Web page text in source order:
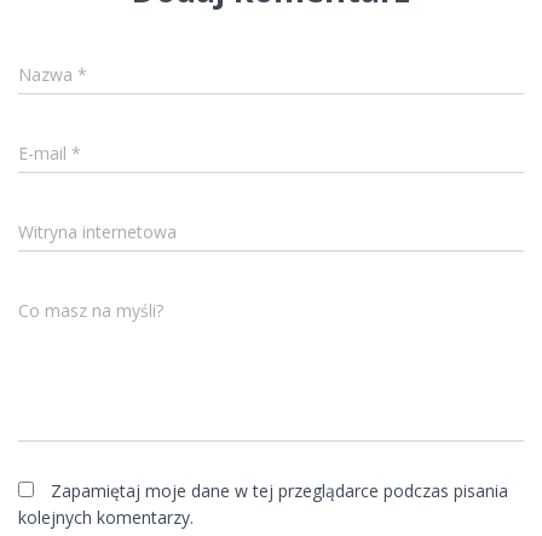
Nazwa *
E-mail *
Witryna internetowa
Co masz na myśli?
Zapamiętaj moje dane w tej przeglądarce podczas pisania
kolejnych komentarzy.